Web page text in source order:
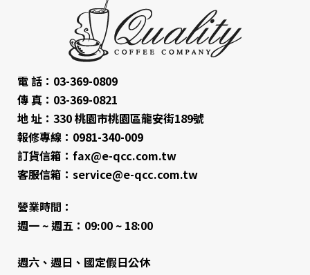
電 話：03-369-0809
傳 真：03-369-0821
地 址：330 桃園市桃園區龍安街189號
報修專線：0981-340-009
訂貨信箱：fax@e-qcc.com.tw
客服信箱：service@e-qcc.com.tw
營業時間：
週一 ~ 週五：09:00 ~ 18:00
週六、週日、國定假日公休